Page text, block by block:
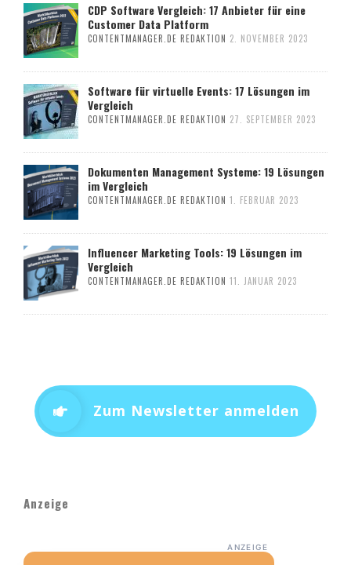
CDP Software Vergleich: 17 Anbieter für eine
Customer Data Platform
CONTENTMANAGER.DE REDAKTION 2. NOVEMBER 2023
Software für virtuelle Events: 17 Lösungen im
Vergleich
CONTENTMANAGER.DE REDAKTION 27. SEPTEMBER 2023
Dokumenten Management Systeme: 19 Lösungen
im Vergleich
CONTENTMANAGER.DE REDAKTION 1. FEBRUAR 2023
Influencer Marketing Tools: 19 Lösungen im
Vergleich
CONTENTMANAGER.DE REDAKTION 11. JANUAR 2023
Zum Newsletter anmelden
Anzeige